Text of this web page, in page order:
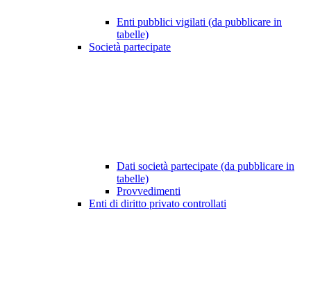
Enti pubblici vigilati (da pubblicare in
tabelle)
Società partecipate
Dati società partecipate (da pubblicare in
tabelle)
Provvedimenti
Enti di diritto privato controllati